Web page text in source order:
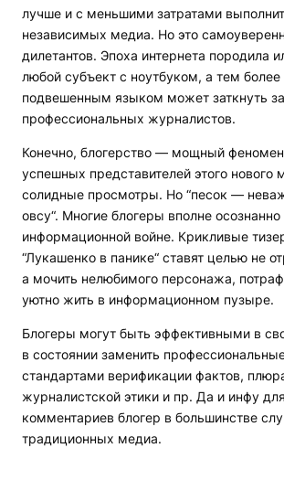
лучше и с меньшими затратами
независимых медиа. Но это
дилетантов. Эпоха интернета породила
любой субъект с ноутбуком, а тем
подвешенным языком может заткнуть
профессиональных журналистов.
Конечно, блогерство — мощный
успешных представителей этого
солидные просмотры. Но “песок —
овсу“. Многие блогеры вполне
информационной войне. Крикливые
“Лукашенко в панике“ ставят целью не
а мочить нелюбимого персонажа,
уютно жить в информационном пузыре.
Блогеры могут быть эффективными в
в состоянии заменить
стандартами верификации фактов,
журналистской этики и пр. Да и инфу
комментариев блогер в большинстве
традиционных медиа.